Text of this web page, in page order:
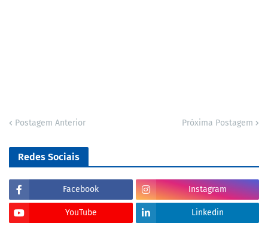
Postagem Anterior Próxima Postagem
Redes Sociais
Facebook Instagram
YouTube Linkedin